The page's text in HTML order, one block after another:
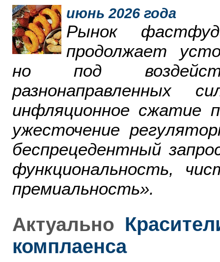
июнь 2026 года
Рынок
продолжает
но под
инфляционное сжатие
ужесточение
беспрецедентный
функциональность,
премиальность».
Актуально
комплаенса